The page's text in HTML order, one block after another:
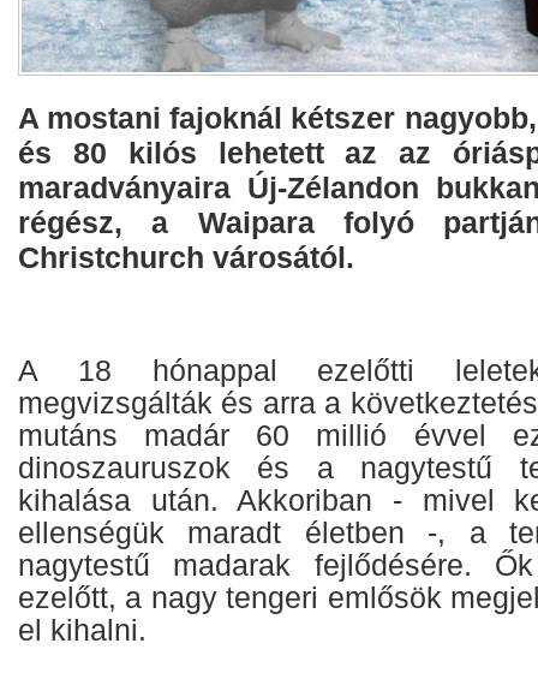
A mostani fajoknál kétszer
és 80 kilós lehetett az az
maradványaira Új-Zélandon
régész, a Waipara folyó
Christchurch városától.
A 18 hónappal ezelőtti
megvizsgálták és arra a
mutáns madár 60 millió évvel
dinoszauruszok és a nagytestű
kihalása után. Akkoriban - mivel
ellenségük maradt életben -, a
nagytestű madarak fejlődésére.
ezelőtt, a nagy tengeri emlősök
el kihalni.